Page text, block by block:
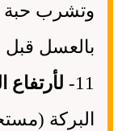
وتشرب حبة
بالعسل قبل
11-
البركة